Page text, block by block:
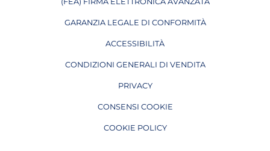
APRE IN UNA NUOVA PAGINA
GARANZIA LEGALE DI CONFORMITÀ
ACCESSIBILITÀ
CONDIZIONI GENERALI DI VENDITA
PRIVACY
CONSENSI COOKIE
COOKIE POLICY